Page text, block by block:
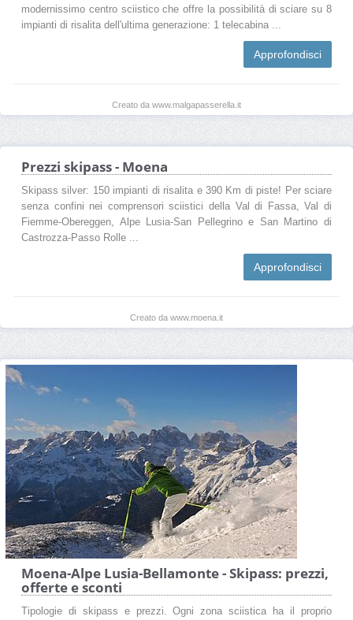
modernissimo centro sciistico che offre la possibilità di sciare su 8
impianti di risalita dell'ultima generazione: 1 telecabina ...
Approfondisci
Creato da www.malgapasserella.it
Prezzi skipass - Moena
Skipass silver: 150 impianti di risalita e 390 Km di piste! Per sciare
senza confini nei comprensori sciistici della Val di Fassa, Val di
Fiemme-Obereggen, Alpe Lusia-San Pellegrino e San Martino di
Castrozza-Passo Rolle ...
Approfondisci
Creato da www.moena.it
Moena-Alpe Lusia-Bellamonte - Skipass: prezzi,
offerte e sconti
Tipologie di skipass e prezzi. Ogni zona sciistica ha il proprio